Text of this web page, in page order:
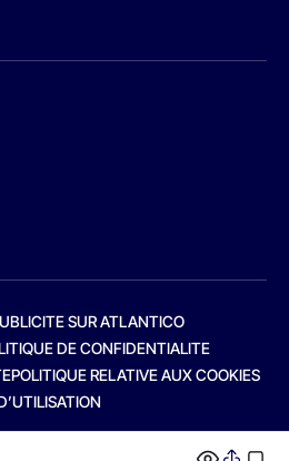
SUR ATLANTICO
DE CONFIDENTIALITE
POLITIQUE RELATIVE AUX COOKIES